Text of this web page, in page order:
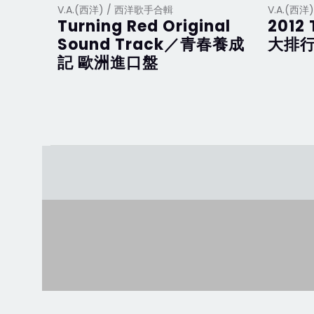
V.A.(西洋) / 西洋歌手合輯
Turning Red Original
Sound Track／青春養成
記 歐洲進口盤
V.A.(西洋
2012
大排